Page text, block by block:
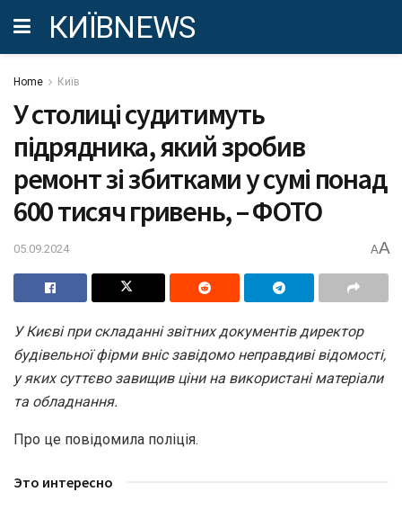
КИЇВNEWS
Home Київ
У столиці судитимуть
підрядника, який зробив
ремонт зі збитками у сумі понад
600 тисяч гривень, – ФОТО
05.09.2024 AA
У Києві при складанні звітних документів директор
будівельної фірми вніс завідомо неправдиві відомості,
у яких суттєво завищив ціни на використані матеріали
та обладнання.
Про це повідомила поліція.
Это интересно